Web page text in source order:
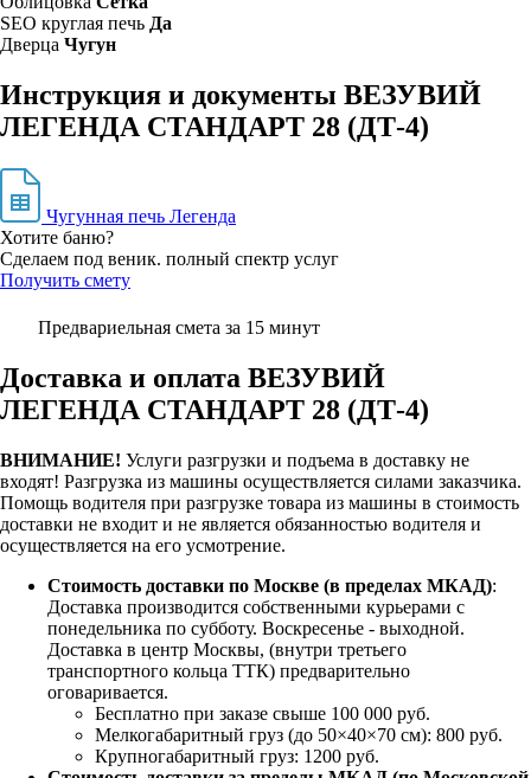
SEO круглая печь Да
Дверца Чугун
Инструкция и документы ВЕЗУВИЙ
ЛЕГЕНДА СТАНДАРТ 28 (ДТ-4)
Чугунная печь Легенда
Хотите баню?
Сделаем под веник. полный спектр услуг
Получить смету
Предвариельная смета за 15 минут
Доставка и оплата ВЕЗУВИЙ
ЛЕГЕНДА СТАНДАРТ 28 (ДТ-4)
ВНИМАНИЕ! Услуги разгрузки и подъема в доставку не
входят! Разгрузка из машины осуществляется силами заказчика.
Помощь водителя при разгрузке товара из машины в стоимость
доставки не входит и не является обязанностью водителя и
осуществляется на его усмотрение.
Стоимость доставки по Москве (в пределах МКАД):
Доставка производится собственными курьерами с
понедельника по субботу. Воскресенье - выходной.
Доставка в центр Москвы, (внутри третьего
транспортного кольца ТТК) предварительно
оговаривается.
Бесплатно при заказе свыше 100 000 руб.
Мелкогабаритный груз (до 50×40×70 см): 800 руб.
Крупногабаритный груз: 1200 руб.